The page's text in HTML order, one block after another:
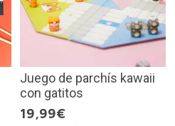
Juego de parchís kawaii
con gatitos
19,99€